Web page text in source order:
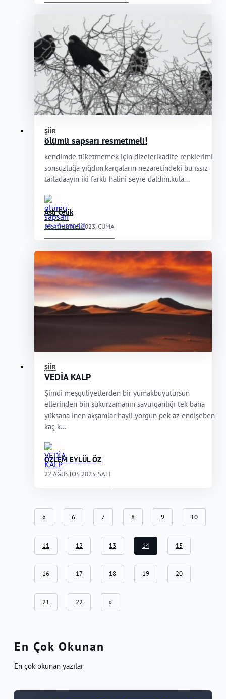
ŞIIR
ölümü sapsarı resmetmeli!
kendimde tüketmemek için dizelerikadife renklerimi
sonsuzluğa yığdım.kargaların nezaretindeki bu ıssız
tarladaayın iki farklı halini seyre daldım.kula...
Aslı Çelik
25 AĞUSTOS 2023, CUMA
ŞIIR
VEDİA KALP
Şimdi meşguliyetlerden bir yumakbüyütürsün
ellerinden bin şükürzamanın savurganlığı tek bana
yüksana inen akşamlar hayli yorgun pek az endişeben
kaç k...
ÖZLEM EYLÜL ÖZ
22 AĞUSTOS 2023, SALI
« 6 7 8 9 10
11 12 13 14 15
16 17 18 19 20
21 22 »
En Çok Okunan
En çok okunan yazılar